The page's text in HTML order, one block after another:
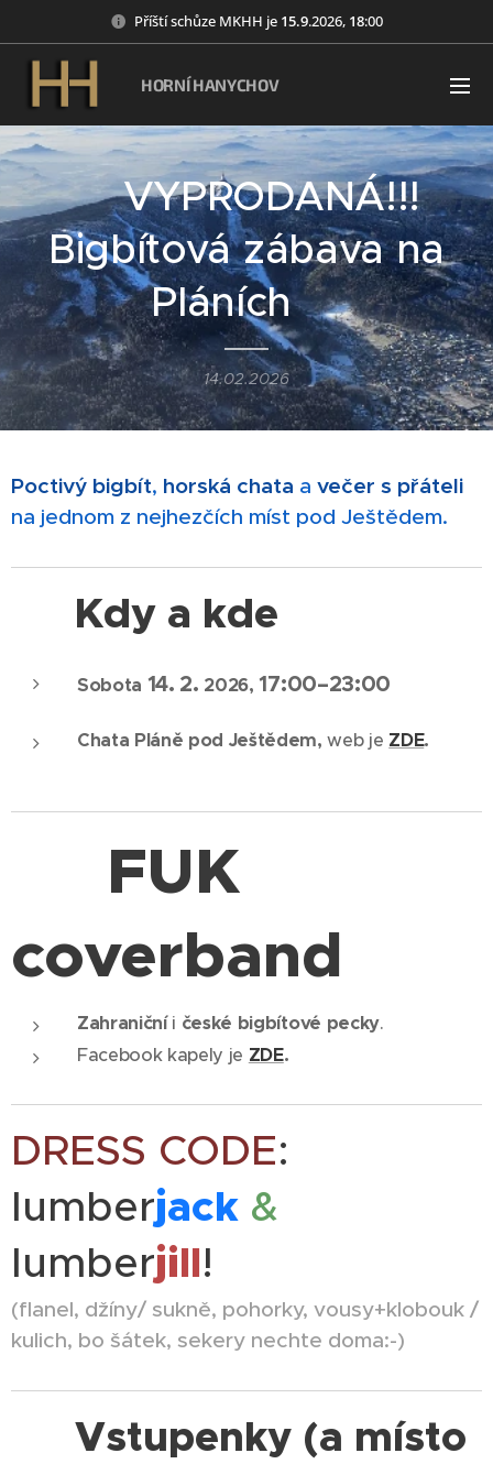
Příští schůze MKHH je 15.9.2026, 18:00
HORNÍ HANYCHOV
🎸VYPRODANÁ!!!
Bigbítová zábava na
Pláních🎸
14.02.2026
Poctivý bigbít, horská chata a večer s přáteli
na jednom z nejhezčích míst pod Ještědem.
Kdy a kde
Sobota 14. 2. 2026, 17:00–23:00
Chata Pláně pod Ještědem,web je ZDE.
FUK
coverband
Zahraničníi české bigbítové pecky.
Facebook kapely je ZDE.
DRESS CODE:
lumberjack &
lumberjill!
(flanel, džíny/ sukně, pohorky, vousy+klobouk /
kulich, bo šátek, sekery nechte doma:-)
Vstupenky (a místo